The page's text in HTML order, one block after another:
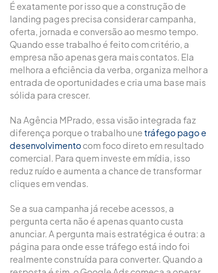
É exatamente por isso que a construção de
landing pages precisa considerar campanha,
oferta, jornada e conversão ao mesmo tempo.
Quando esse trabalho é feito com critério, a
empresa não apenas gera mais contatos. Ela
melhora a eficiência da verba, organiza melhor a
entrada de oportunidades e cria uma base mais
sólida para crescer.
Na Agência MPrado, essa visão integrada faz
diferença porque o trabalho une tráfego pago e
desenvolvimentocom foco direto em resultado
comercial. Para quem investe em mídia, isso
reduz ruído e aumenta a chance de transformar
cliques em vendas.
Se a sua campanha já recebe acessos, a
pergunta certa não é apenas quanto custa
anunciar. A pergunta mais estratégica é outra: a
página para onde esse tráfego está indo foi
realmente construída para converter. Quando a